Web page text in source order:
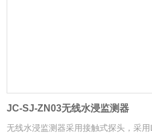
JC-SJ-ZN03无线水浸监测器
无线水浸监测器采用接触式探头，采